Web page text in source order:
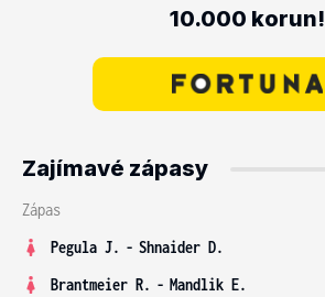
10.000 korun!
Zajímavé zápasy
Zápas
Pegula J. - Shnaider D.
Brantmeier R. - Mandlik E.